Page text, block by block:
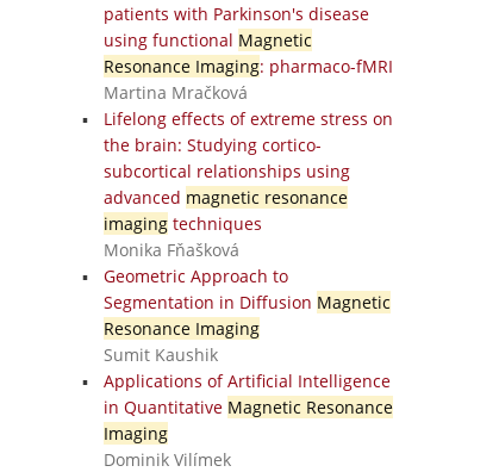
patients with Parkinson's disease
using functional Magnetic
Resonance Imaging: pharmaco-fMRI
Martina Mračková
Lifelong effects of extreme stress on
the brain: Studying cortico-
subcortical relationships using
advanced magnetic resonance
imagingtechniques
Monika Fňašková
Geometric Approach to
Segmentation in Diffusion Magnetic
Resonance Imaging
Sumit Kaushik
Applications of Artificial Intelligence
in Quantitative Magnetic Resonance
Imaging
Dominik Vilímek